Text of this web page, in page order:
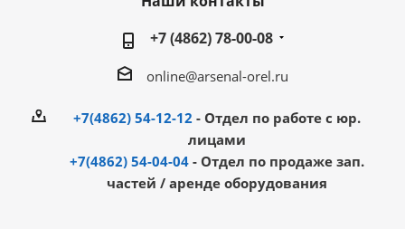
+7 (4862) 78-00-08
online@arsenal-orel.ru
+7(4862) 54-12-12 - Отдел по работе с юр.
лицами
+7(4862) 54-04-04 - Отдел по продаже зап.
частей / аренде оборудования